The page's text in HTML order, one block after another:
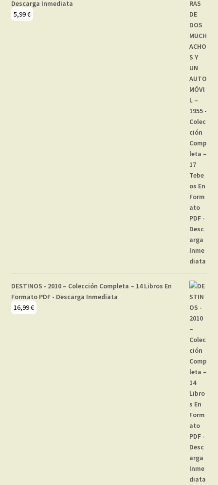
Descarga Inmediata
5,99€
DESTINOS - 2010 – Colección Completa – 14 Libros En
Formato PDF - Descarga Inmediata
16,99€